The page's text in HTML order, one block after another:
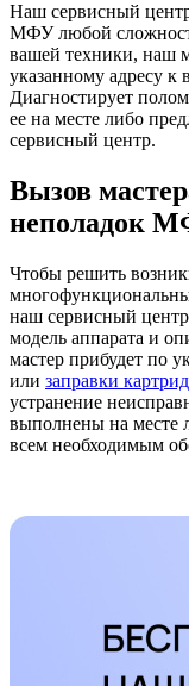
Наш сервисный
МФУ любой
вашей техники, наш
указанному адресу
Диагностирует
ее на месте либо
сервисный центр.
Вызов
неполадок
Чтобы решить
наш сервисный
модель аппарата и
мастер прибудет по
или заправки
устранение
выполнены на месте
всем необходимым